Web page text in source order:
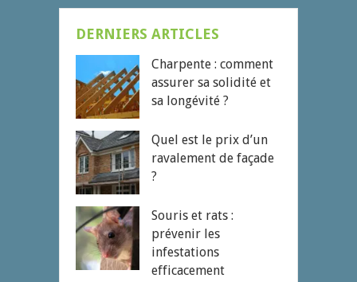
DERNIERS ARTICLES
Charpente : comment
assurer sa solidité et
sa longévité ?
Quel est le prix d’un
ravalement de façade
?
Souris et rats :
prévenir les
infestations
efficacement